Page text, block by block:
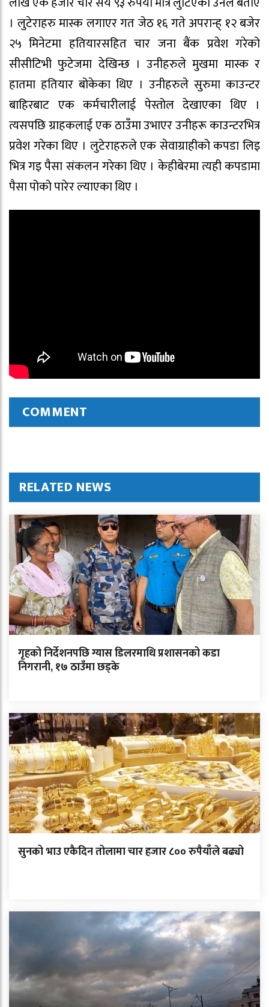
। लुटेराहरु मास्क लगाएर गत जेठ १६ गते अपरान्ह् १२ बजेर
२५ मिनेटमा हतियारसहित चार जना बैंक प्रवेश गरेको
सीसीटिभी फुटेजमा देखिन्छ । उनीहरुले मुखमा मास्क र
हातमा हतियार बोकेका थिए । उनीहरुले सुरुमा काउन्टर
बाहिरबाट एक कर्मचारीलाई पेस्तोल देखाएका थिए ।
त्यसपछि ग्राहकलाई एक ठाउँमा उभाएर उनीहरू काउन्टरभित्र
प्रवेश गरेका थिए । लुटेराहरुले एक सेवाग्राहीको कपडा लिइ
भित्र गइ पैसा संकलन गरेका थिए । केहीबेरमा त्यही कपडामा
पैसा पोको पारेर ल्याएका थिए ।
COMMENT
RELATED NEWS
गृहको निर्देशनपछि ग्यास डिलरमाथि प्रशासनको कडा
निगरानी, १७ ठाउँमा छड्के
सुनको भाउ एकैदिन तोलामा चार हजार ८०० रुपैयाँले बढ्यो